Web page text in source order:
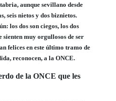
aunque sevillano desde
seis nietos y dos biznietos.
los dos son ciegos, los dos
sienten muy orgullosos de ser
felices en este último tramo de
reconocen, a la ONCE.
de la ONCE que les